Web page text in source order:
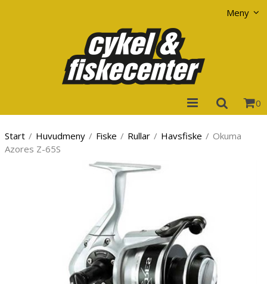
Meny
0
Start / Huvudmeny / Fiske / Rullar / Havsfiske / Okuma
Azores Z-65S